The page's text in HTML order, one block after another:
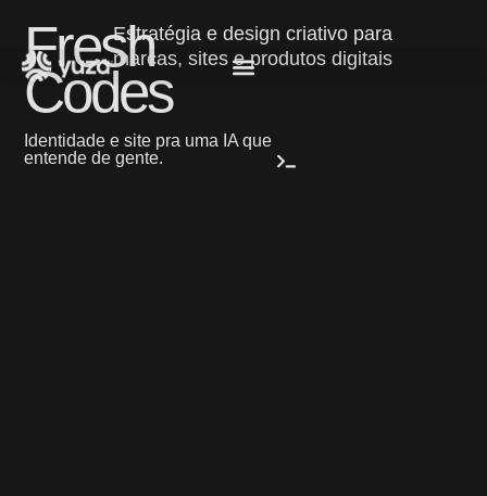
Estratégia e design criativo para
marcas, sites e produtos digitais
Fresh
Codes
Identidade e site pra uma IA que
entende de gente.